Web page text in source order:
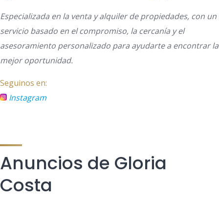
Especializada en la venta y alquiler de propiedades, con un
servicio basado en el compromiso, la cercanía y el
asesoramiento personalizado para ayudarte a encontrar la
mejor oportunidad.
Seguinos en:
Instagram
Anuncios de Gloria
Costa